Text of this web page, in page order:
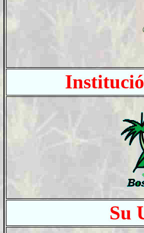
Su